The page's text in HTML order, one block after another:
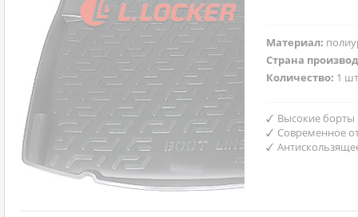
Материал:
Страна
Количество: 1
Высокие борты
Современное